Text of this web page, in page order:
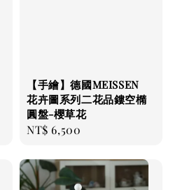
【手繪】德國MEISSEN
花卉圖系列二花品鏤空橢
圓盤-櫻草花
Regular
NT$ 6,500